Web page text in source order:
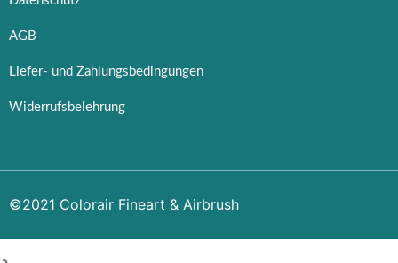
AGB
Liefer- und Zahlungsbedingungen
Widerrufsbelehrung
©2021 Colorair Fineart & Airbrush